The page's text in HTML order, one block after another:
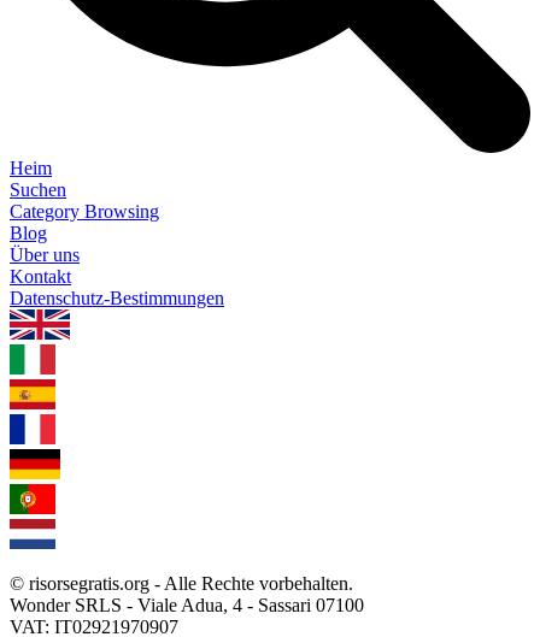
Heim
Suchen
Category Browsing
Blog
Über uns
Kontakt
Datenschutz-Bestimmungen
© risorsegratis.org - Alle Rechte vorbehalten.
Wonder SRLS - Viale Adua, 4 - Sassari 07100
VAT: IT02921970907